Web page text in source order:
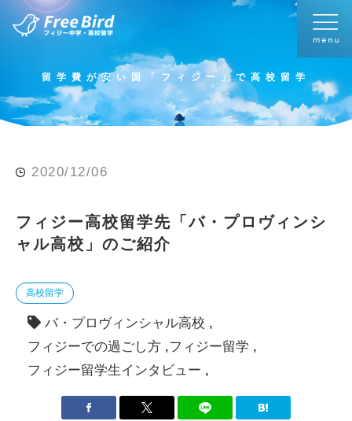
留学費が安い国「フィジー」で高校留学
2020/12/06
フィジー高校留学先「バ・プロヴィンシ
ャル高校」のご紹介
高校留学
バ・プロヴィンシャル高校
フィジーでの過ごし方 フィジー留学
フィジー留学生インタビュー